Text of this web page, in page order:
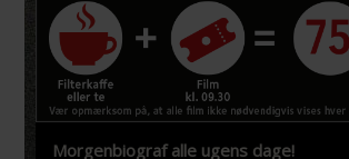
Morgenbiograf alle ugens dage!